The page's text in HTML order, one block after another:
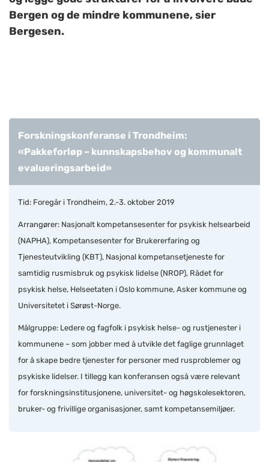
Bergen og de mindre kommunene, sier
Bergesen.
Forskningskonferanse i Trondheim:
«Pakkeforløp – kunnskapsbehov og kommunalt
evalueringsarbeid»
Tid: Foregår i Trondheim, 2.-3. oktober 2019
Arrangører: Nasjonalt kompetansesenter for psykisk helsearbeid
(NAPHA), Kompetansesenter for Brukererfaring og
Tjenesteutvikling (KBT), Nasjonal kompetansetjeneste for
samtidig rusmisbruk og psykisk lidelse (NROP), Rådet for
psykisk helse, Helseetaten i Oslo kommune, Asker kommune og
Universitetet i Sørøst-Norge.
Målgruppe: Ledere og fagfolk i psykisk helse- og rustjenester i
kommunene – som jobber med å utvikle det faglige grunnlaget
for å skape bedre tjenester for personer med rusproblemer og
psykiske lidelser. I tillegg kan konferansen også være relevant
for forskningsinstitusjonene, universitet- og høgskolesektoren,
bruker- og frivillige organisasjoner, samt kompetansemiljøer.